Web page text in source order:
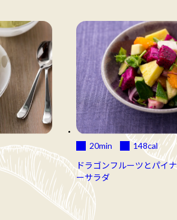
20min 148cal
ドラゴンフルーツとパイ
ーサラダ